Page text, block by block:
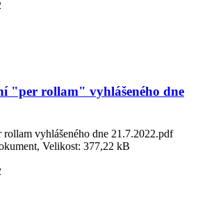
"per rollam" vyhlášeného dne
rollam vyhlášeného dne 21.7.2022.pdf
Velikost: 377,22 kB